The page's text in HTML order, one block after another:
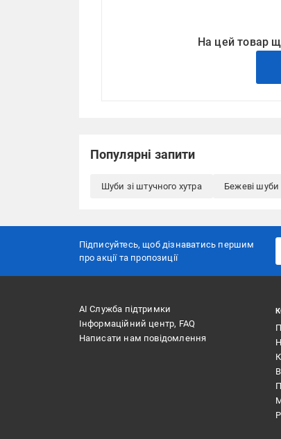
На цей товар
Популярні запити
Шуби зі штучного хутра Бежеві шуби
Підписуйтесь, щоб дізнаватись першим
про акції та пропозиції
АІ Служба підтримки
Інформаційний центр, FAQ
Написати нам повідомлення